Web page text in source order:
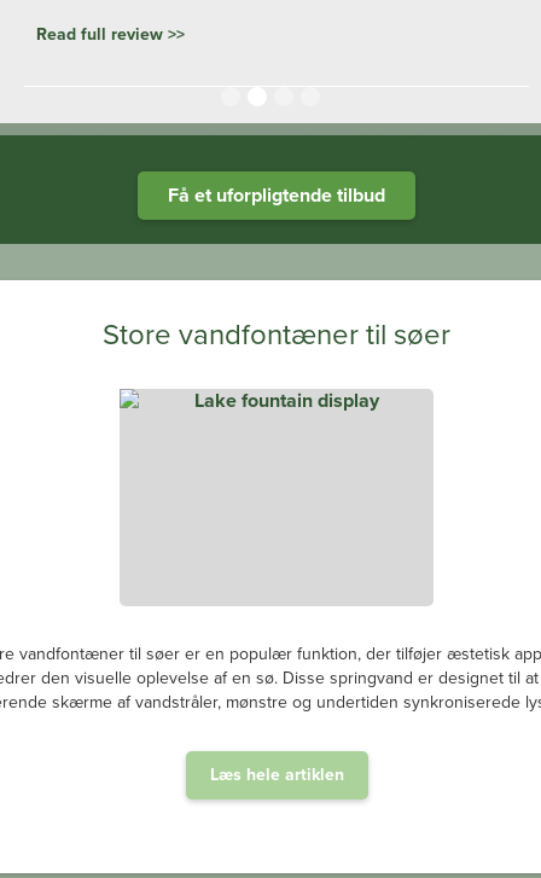
Read full review >>
Heathland Group specialists in engineered water systems
Få et uforpligtende tilbud
Store vandfontæner til søer
vandfontæner til søer er en populær funktion, der tilføjer æstetisk
den visuelle oplevelse af en sø. Disse springvand er designet til
skærme af vandstråler, mønstre og undertiden synkroniserede
Læs hele artiklen